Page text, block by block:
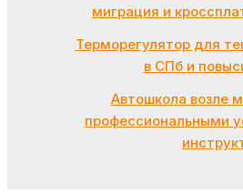
миграция и
Терморегулятор для
в СПб и
Автошкола возле
профессиональными